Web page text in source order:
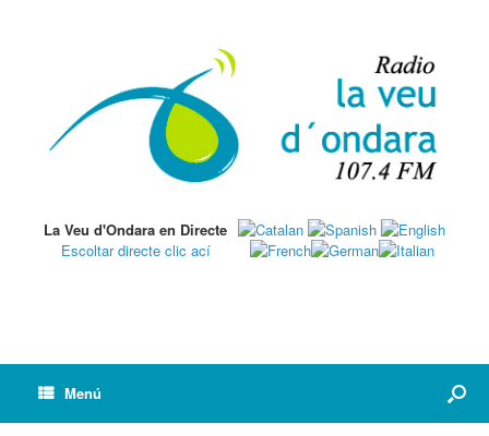
La Veu d'Ondara en Directe
Escoltar directe clic ací
Menú